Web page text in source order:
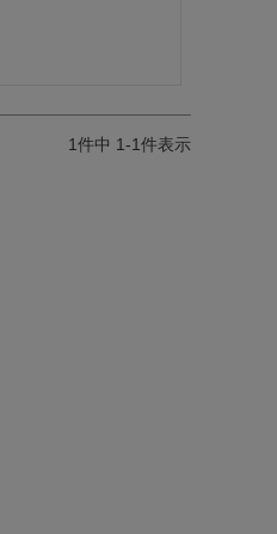
1件中 1-1件表示